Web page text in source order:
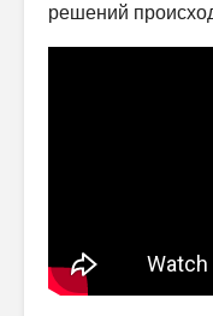
решений